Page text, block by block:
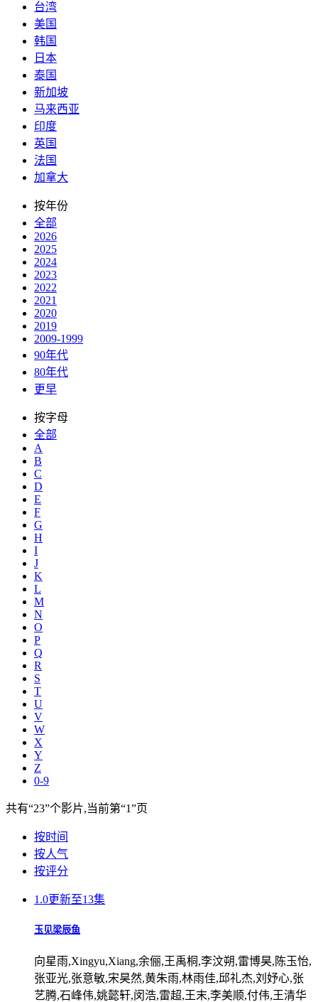
台湾
美国
韩国
日本
泰国
新加坡
马来西亚
印度
英国
法国
加拿大
按年份
全部
2026
2025
2024
2023
2022
2021
2020
2019
2009-1999
90年代
80年代
更早
按字母
全部
A
B
C
D
E
F
G
H
I
J
K
L
M
N
O
P
Q
R
S
T
U
V
W
X
Y
Z
0-9
共有“23”个影片,当前第“1”页
按时间
按人气
按评分
1.0更新至13集
玉见梁辰鱼
向星雨,Xingyu,Xiang,余俪,王禹桐,李汶朔,雷博昊,陈玉怡,
张亚光,张意敏,宋昊然,黄朱雨,林雨佳,邱礼杰,刘妤心,张
艺腾,石峰伟,姚懿轩,闵浩,雷超,王末,李美顺,付伟,王清华